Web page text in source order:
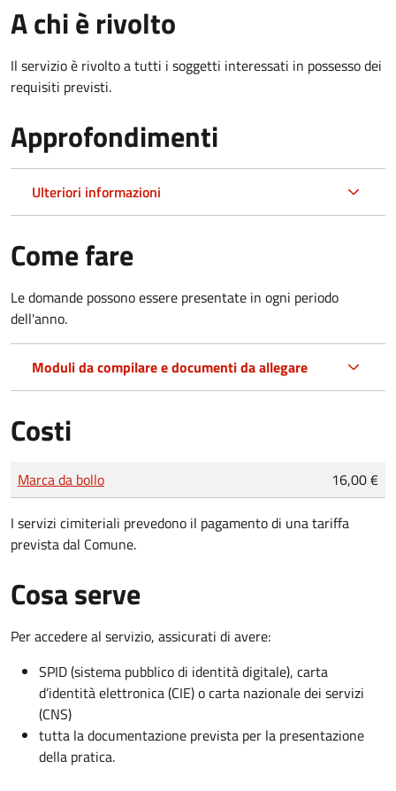
A chi è rivolto
Il servizio è rivolto a tutti i soggetti interessati in possesso dei
requisiti previsti.
Approfondimenti
Ulteriori informazioni
Come fare
Le domande possono essere presentate in ogni periodo
dell'anno.
Moduli da compilare e documenti da allegare
Costi
Tipo di pagamento
Importo
Marca da bollo 16,00 €
I servizi cimiteriali prevedono il pagamento di una tariffa
prevista dal Comune.
Cosa serve
Per accedere al servizio, assicurati di avere:
SPID (sistema pubblico di identità digitale), carta
d’identità elettronica (CIE) o carta nazionale dei servizi
(CNS)
tutta la documentazione prevista per la presentazione
della pratica.